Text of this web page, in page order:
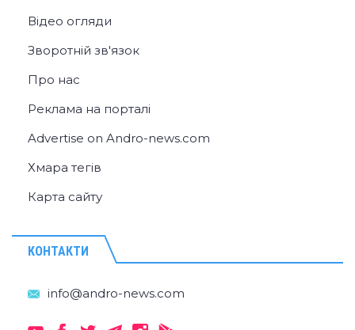
Відео огляди
Зворотній зв'язок
Про нас
Реклама на порталі
Advertise on Andro-news.com
Хмара тегів
Карта сайту
КОНТАКТИ